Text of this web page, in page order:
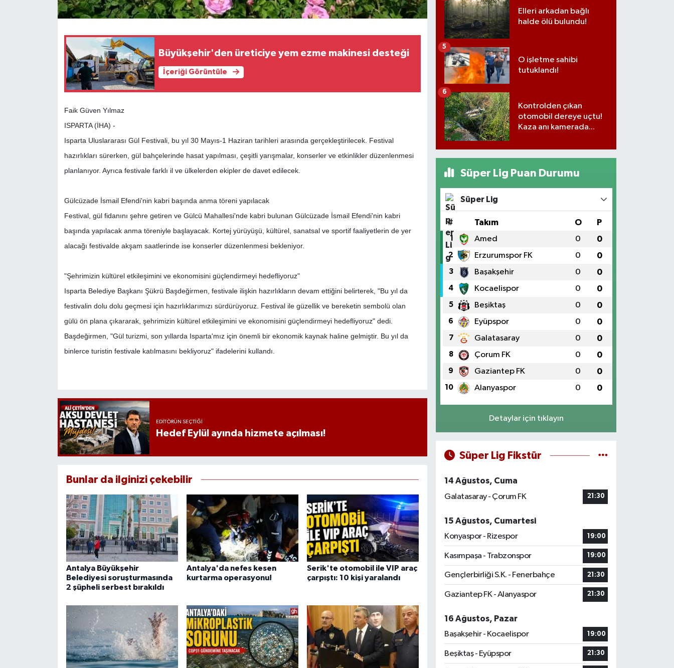
Büyükşehir'den üreticiye yem ezme makinesi desteği
İçeriği Görüntüle
Faik Güven Yılmaz
ISPARTA (İHA) -
Isparta Uluslararası Gül Festivali, bu yıl 30 Mayıs-1 Haziran tarihleri arasında gerçekleştirilecek. Festival
hazırlıkları sürerken, gül bahçelerinde hasat yapılması, çeşitli yarışmalar, konserler ve etkinlikler düzenlenmesi
planlanıyor. Ayrıca festivale farklı il ve ülkelerden ekipler de davet edilecek.
Gülcüzade İsmail Efendi'nin kabri başında anma töreni yapılacak
Festival, gül fidanını şehre getiren ve Gülcü Mahallesi'nde kabri bulunan Gülcüzade İsmail Efendi'nin kabri
başında yapılacak anma töreniyle başlayacak. Kortej yürüyüşü, kültürel, sanatsal ve sportif faaliyetlerin de yer
alacağı festivalde akşam saatlerinde ise konserler düzenlenmesi bekleniyor.
"Şehrimizin kültürel etkileşimini ve ekonomisini güçlendirmeyi hedefliyoruz"
Isparta Belediye Başkanı Şükrü Başdeğirmen, festivale ilişkin hazırlıkların devam ettiğini belirterek, "Bu yıl da
festivalin dolu dolu geçmesi için hazırlıklarımızı sürdürüyoruz. Festival ile güzellik ve bereketin sembolü olan
gülü ön plana çıkararak, şehrimizin kültürel etkileşimini ve ekonomisini güçlendirmeyi hedefliyoruz" dedi.
Başdeğirmen, "Gül turizmi, son yıllarda Isparta'mız için önemli bir ekonomik kaynak haline gelmiştir. Bu yıl da
binlerce turistin festivale katılmasını bekliyoruz" ifadelerini kullandı.
EDITÖRÜN SEÇTIĞI
Hedef Eylül ayında hizmete açılması!
Bunlar da ilginizi çekebilir
Antalya Büyükşehir
Belediyesi soruşturmasında
2 şüpheli serbest bırakıldı
Antalya'da nefes kesen
kurtarma operasyonu!
Serik'te otomobil ile VIP araç
çarpıştı: 10 kişi yaralandı
Elleri arkadan bağlı
halde ölü bulundu!
O işletme sahibi
tutuklandı!
5
Kontrolden çıkan
otomobil dereye uçtu!
Kaza anı kamerada...
6
Süper Lig Puan Durumu
Süper Lig
# Takım O P
1 Amed 0 0
2 Erzurumspor FK 0 0
3 Başakşehir 0 0
4 Kocaelispor 0 0
5 Beşiktaş 0 0
6 Eyüpspor 0 0
7 Galatasaray 0 0
8 Çorum FK 0 0
9 Gaziantep FK 0 0
10 Alanyaspor 0 0
Detaylar için tıklayın
Süper Lig Fikstür
14 Ağustos, Cuma
Galatasaray - Çorum FK
21:30
15 Ağustos, Cumartesi
Konyaspor - Rizespor
19:00
Kasımpaşa - Trabzonspor 19:00
Gençlerbirliği S.K. - Fenerbahçe 21:30
Gaziantep FK - Alanyaspor 21:30
16 Ağustos, Pazar
Başakşehir - Kocaelispor
19:00
Beşiktaş - Eyüpspor 21:30